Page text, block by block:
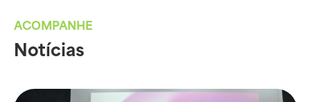
ACOMPANHE
Notícias